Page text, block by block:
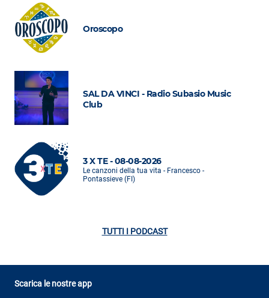
Oroscopo
SAL DA VINCI - Radio Subasio Music
Club
3 X TE - 08-08-2026
Le canzoni della tua vita - Francesco -
Pontassieve (FI)
TUTTI I PODCAST
Scarica le nostre app